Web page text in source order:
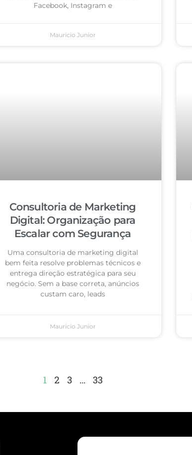
Facebook, Instagram e
Mauricio Junior
Consultoria de Marketing
Digital: Organização para
Escalar com Segurança
Uma consultoria de marketing digital
bem feita resolve problemas técnicos e
entrega direção estratégica para seu
negócio. Sem a base correta, anúncios
custam caro, leads
Mauricio Junior
1 2 3 … 33